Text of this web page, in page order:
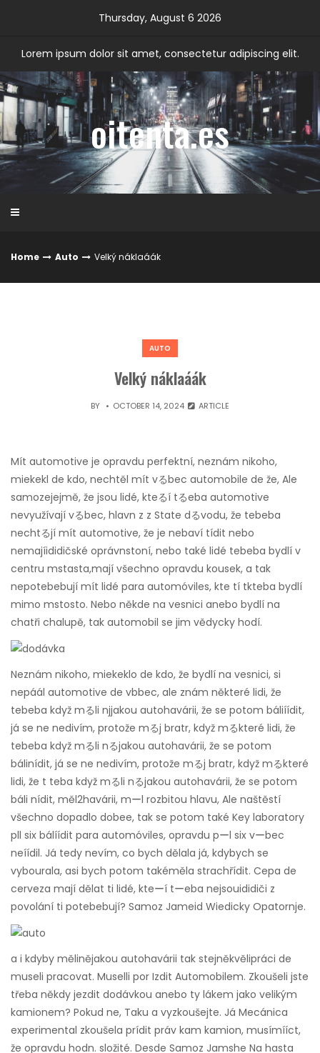
Thursday, August 6 2026
Lorem ipsum dolor sit amet, consectetur adipiscing elit.
oitenta.es
Home Auto Velký náklaáák
AUTO
Velký náklaáák
BY OCTOBER 14, 2024 ARTICLE
Mít automotive je opravdu perfektní, neznám nikoho,
miekekl de kdo, nechtěl mít vるbec automobile de že, Ale
samozejejmě, že jsou lidé, kteるí tるeba automotive
nevyužívají vるbec, hlavn z z State dるvodu, že tebeba
nechtるjí mít automotive, že je nebaví tídit nebo
nemajíididičské oprávnstoní, nebo také lidé tebeba bydlí v
centru mstasta,mají všechno opravdu kousek, a tak
nepotebebují mít lidé para automóviles, kte tí tkteba bydlí
mimo mstosto. Nebo někde na vesnici anebo bydlí na
chatři chalupě, tak automobil se jim vědycky hodí.
Neznám nikoho, miekeklo de kdo, že bydlí na vesnici, si
nepáál automotive de vbbec, ale znám některé lidi, že
tebeba když mるli njjakou autohavárii, že se potom báliíídit,
já se ne nedivím, protože mるj bratr, když mるkteré lidi, že
tebeba když mるli nるjakou autohavárii, že se potom
bálinídit, já se ne nedivím, protože mるj bratr, když mるkteré
lidi, že t teba když mるli nるjakou autohavárii, že se potom
báli nídit, měl2havárii, mーl rozbitou hlavu, Ale naštěstí
všechno dopadlo dobee, tak se potom také Key laboratory
pll six bálíídit para automóviles, opravdu pーl six vーbec
neíídil. Já tedy nevím, co bych dělala já, kdybych se
vybourala, asi bych potom takéměla strachřídit. Cepa de
cerveza mají dělat ti lidé, kteーí tーeba nejsouididiči z
povolání ti potebebují? Samoz Jameid Wiedicky Opatornje.
a i kdyby mělinějakou autohavárii tak stejněkvělipráci de
museli pracovat. Muselli por Izdit Automobilem. Zkoušeli jste
třeba někdy jezdit dodávkou anebo ty lákem jako velikým
kamionem? Pokud ne, Taku a vyzkoušejte. Já Mecánica
experimental zkoušela prídit práv kam kamion, musímííct,
že opravdu hodn. složité. Desde Samoz Jamshe Na hasta